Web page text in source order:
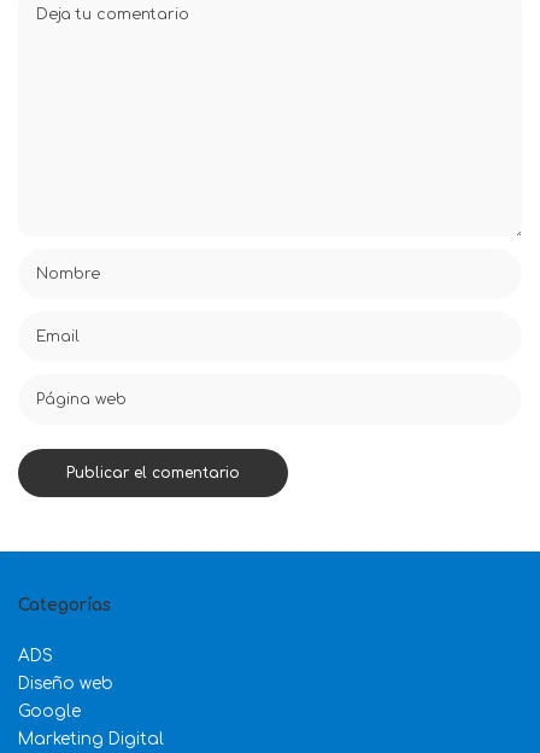
Categorías
ADS
Diseño web
Google
Marketing Digital